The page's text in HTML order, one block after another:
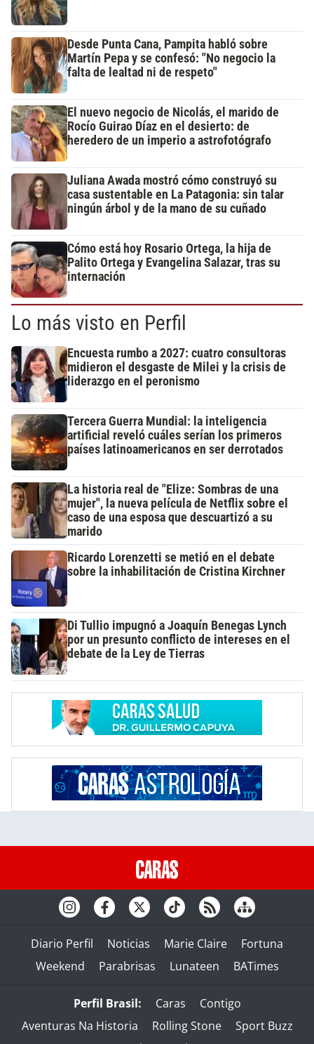
Desde Punta Cana, Pampita habló sobre
Martín Pepa y se confesó: "No negocio la
falta de lealtad ni de respeto"
El nuevo negocio de Nicolás, el marido de
Rocío Guirao Díaz en el desierto: de
heredero de un imperio a astrofotógrafo
Juliana Awada mostró cómo construyó su
casa sustentable en La Patagonia: sin talar
ningún árbol y de la mano de su cuñado
Cómo está hoy Rosario Ortega, la hija de
Palito Ortega y Evangelina Salazar, tras su
internación
Lo más visto en Perfil
Encuesta rumbo a 2027: cuatro consultoras
midieron el desgaste de Milei y la crisis de
liderazgo en el peronismo
Tercera Guerra Mundial: la inteligencia
artificial reveló cuáles serían los primeros
países latinoamericanos en ser derrotados
La historia real de "Elize: Sombras de una
mujer", la nueva película de Netflix sobre el
caso de una esposa que descuartizó a su
marido
Ricardo Lorenzetti se metió en el debate
sobre la inhabilitación de Cristina Kirchner
Di Tullio impugnó a Joaquín Benegas Lynch
por un presunto conflicto de intereses en el
debate de la Ley de Tierras
Diario Perfil Noticias Marie Claire
Fortuna
Weekend
Parabrisas Lunateen BATimes
Perfil Brasil: Caras
Contigo
Aventuras Na Historia
Rolling Stone
Sport Buzz